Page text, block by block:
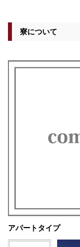
寮について
アパートタイプ